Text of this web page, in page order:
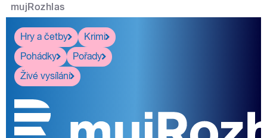
mujRozhlas
Hry a četby
Krimi
Pohádky
Pořady
Živé vysílání